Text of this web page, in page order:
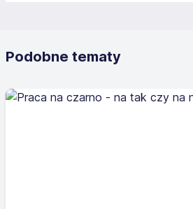
Podobne tematy